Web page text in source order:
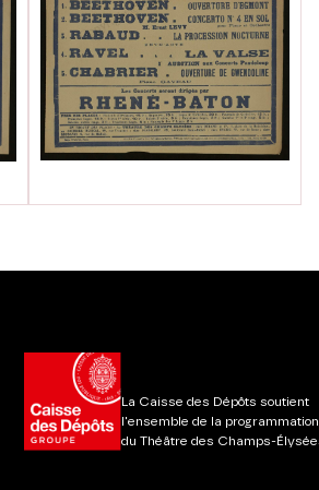
La Caisse des Dépôts soutient
l'ensemble de la programmation
du Théâtre des Champs-